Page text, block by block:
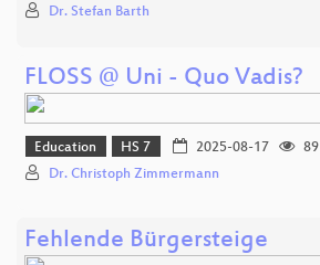
Dr. Stefan Barth
FLOSS @ Uni - Quo Vadis?
Education HS 7 2025-08-17
89
Dr. Christoph Zimmermann
Fehlende Bürgersteige